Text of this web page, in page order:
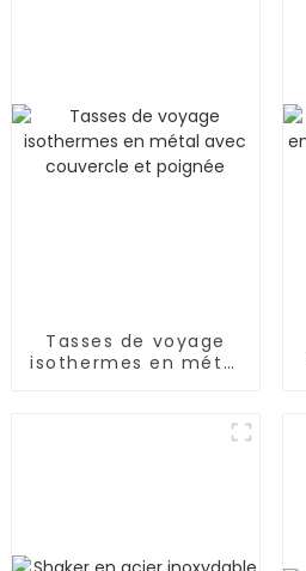
Tasses de voyage
isothermes en métal